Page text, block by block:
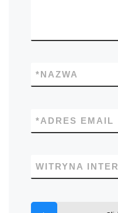
NAZWA
*
ADRES EMAIL
*
WITRYNA